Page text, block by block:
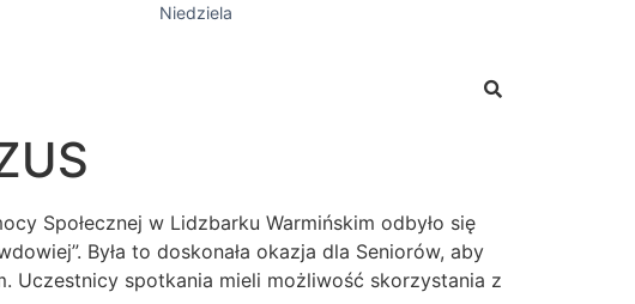
składać wnioski o świadczenia rodzinne oraz świadczenia z
Niedziela
Społecznej w Lidzbarku Warmińskim odbyło się
Była to doskonała okazja dla Seniorów, aby
Uczestnicy spotkania mieli możliwość skorzystania z